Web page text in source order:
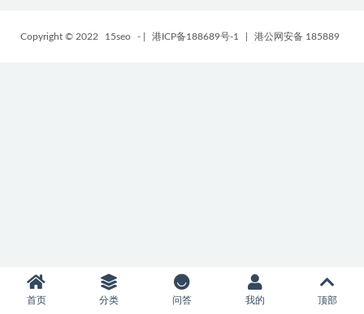
Copyright © 2022 15seo - 港ICP备188689号-1 港公网安备 185889
首页 分类 问答 我的 顶部